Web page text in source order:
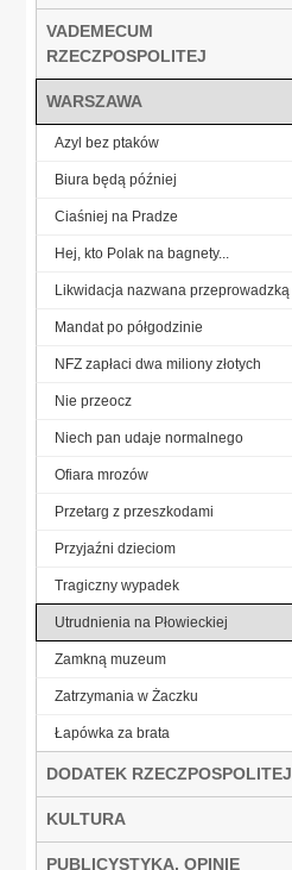
VADEMECUM
RZECZPOSPOLITEJ
WARSZAWA
Azyl bez ptaków
Biura będą później
Ciaśniej na Pradze
Hej, kto Polak na bagnety...
Likwidacja nazwana przeprowadzką
Mandat po półgodzinie
NFZ zapłaci dwa miliony złotych
Nie przeocz
Niech pan udaje normalnego
Ofiara mrozów
Przetarg z przeszkodami
Przyjaźni dzieciom
Tragiczny wypadek
Utrudnienia na Płowieckiej
Zamkną muzeum
Zatrzymania w Żaczku
Łapówka za brata
DODATEK RZECZPOSPOLITEJ
KULTURA
PUBLICYSTYKA, OPINIE